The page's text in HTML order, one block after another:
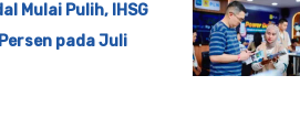
Mulai Pulih, IHSG
pada Juli